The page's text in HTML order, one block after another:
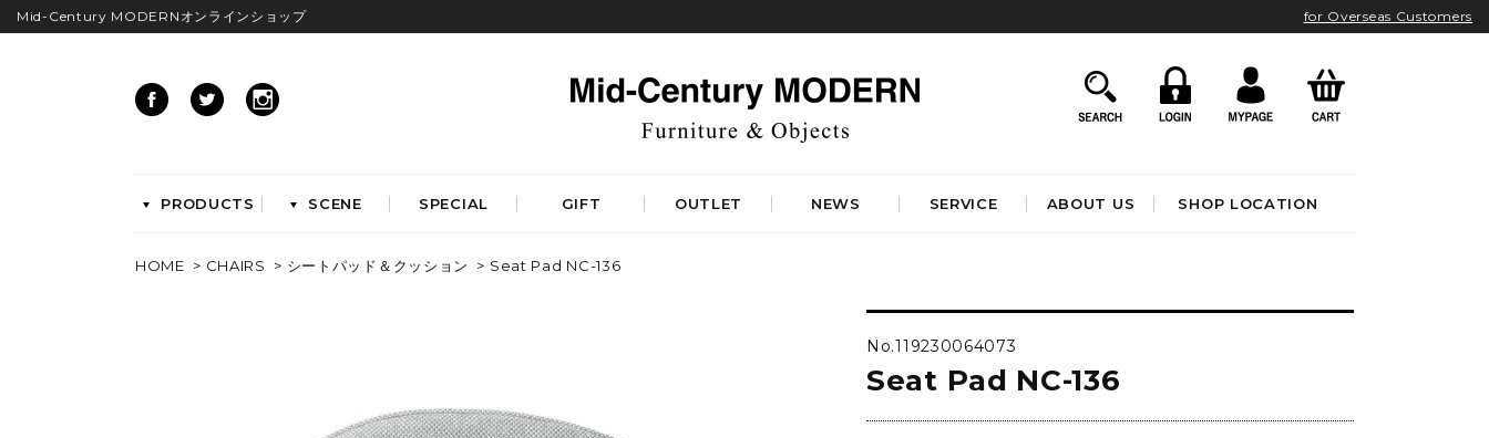
Mid-Century MODERNオンラインショップ for Overseas Customers
PRODUCTS SCENE SPECIAL GIFT OUTLET NEWS SERVICE ABOUT US SHOP LOCATION
シェルフ&チェスト
ラック&スタンド
RUGS
アート&オブジェ
ファッション
HOME > CHAIRS > シートパッド＆クッション > Seat Pad NC-136
No.119230064073
Seat Pad NC-136